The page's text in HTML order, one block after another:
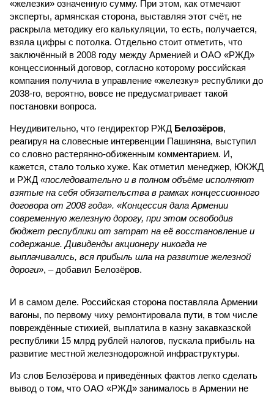
«железки» означенную сумму. При этом, как отмечают
эксперты, армянская сторона, выставляя этот счёт, не
раскрыла методику его калькуляции, то есть, получается,
взяла цифры с потолка. Отдельно стоит отметить, что
заключённый в 2008 году между Арменией и ОАО «РЖД»
концессионный договор, согласно которому российская
компания получила в управление «железку» республики до
2038-го, вероятно, вовсе не предусматривает такой
постановки вопроса.
Неудивительно, что гендиректор РЖД Белозёров,
реагируя на словесные интервенции Пашиняна, выступил
со словно растерянно-обиженным комментарием. И,
кажется, стало только хуже. Как отметил менеджер, ЮКЖД
и РЖД «последовательно и в полном объёме исполняют
взятые на себя обязательства в рамках концессионного
договора от 2008 года». «Концессия дала Армении
современную железную дорогу, при этом освободив
бюджет республики от затрат на её восстановление и
содержание. Дивиденды акционеру никогда не
выплачивались, вся прибыль шла на развитие железной
дороги», – добавил Белозёров.
И в самом деле. Российская сторона поставляла Армении
вагоны, по первому чиху ремонтировала пути, в том числе
повреждённые стихией, выплатила в казну закавказской
республики 15 млрд рублей налогов, пускала прибыль на
развитие местной железнодорожной инфраструктуры.
Из слов Белозёрова и приведённых фактов легко сделать
вывод о том, что ОАО «РЖД» занималось в Армении не